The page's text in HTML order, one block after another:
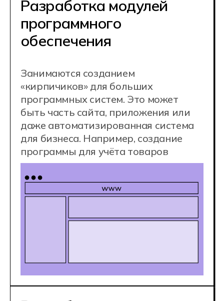
Разработка,
администрирование
и защита баз данных
информации, где хранятся данные
пользователей, заказов, финансовых
операций и многое другое.
Гарантируют безопасность
и доступность этих данных.
Например: настройка базы данных
для интернет-магазина